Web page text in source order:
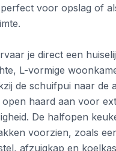
voor opslag of
je direct een
L-vormige
de schuifpui naar de
open haard aan voor
De halfopen
voorzien, zoals
afzuigkap en